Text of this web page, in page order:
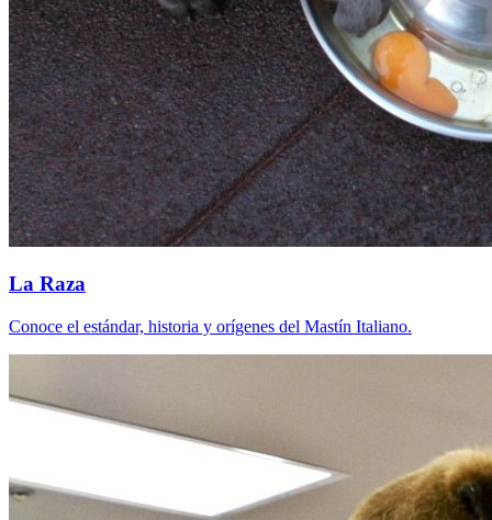
La Raza
Conoce el estándar, historia y orígenes del Mastín Italiano.